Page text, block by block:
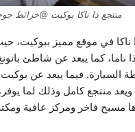
منتجع ذا ناكا بوكيت @خرائط
ناكا في موقع مميز ببوكيت،
منتجع كامل وذلك لما
مسبح فاخر ومركز عافية